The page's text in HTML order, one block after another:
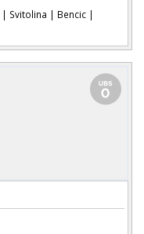
| Svitolina | Bencic |